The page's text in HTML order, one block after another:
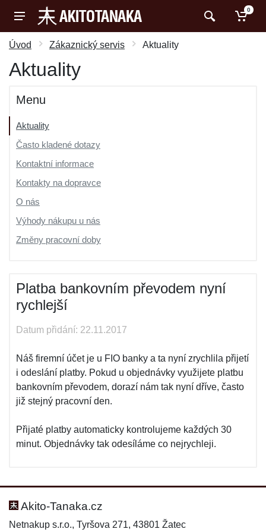
0
Úvod Zákaznický servis Aktuality
Aktuality
Menu
Aktuality
Často kladené dotazy
Kontaktní informace
Kontakty na dopravce
O nás
Výhody nákupu u nás
Změny pracovní doby
Platba bankovním převodem nyní
rychlejší
Datum přidání: 22.11.2017
Náš firemní účet je u FIO banky a ta nyní zrychlila přijetí
i odeslání platby. Pokud u objednávky využijete platbu
bankovním převodem, dorazí nám tak nyní dříve, často
již stejný pracovní den.
Přijaté platby automaticky kontrolujeme každých 30
minut. Objednávky tak odesíláme co nejrychleji.
Akito-Tanaka.cz
Netnakup s.r.o., Tyršova 271, 43801 Žatec